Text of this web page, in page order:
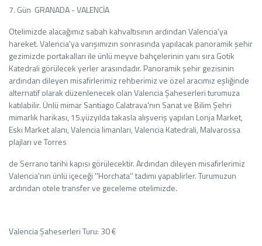
7. Gün GRANADA - VALENCİA
Otelimizde alacağımız sabah kahvaltısının ardından Valencia'ya
hareket. Valencia'ya varışımızın sonrasında yapılacak panoramik şehir
gezimizde portakalları ile ünlü meyve bahçelerinin yanı sıra Gotik
Katedrali görülecek yerler arasındadır. Panoramik şehir gezisinin
ardından dileyen misafirlerimiz rehberimiz ve özel aracımız eşliğinde
alternatif olarak düzenlenecek olan Valencia Şaheserleri turumuza
katılabilir. Ünlü mimar Santiago Calatrava'nın Sanat ve Bilim Şehri
mimarlık harikası, 15.yüzyılda takasla alışveriş yapılan Lonja Market,
Eski Market alanı, Valencia limanları, Valencia Katedrali, Malvarossa
plajları ve Torres
de Serrano tarihi kapısı görülecektir. Ardından dileyen misafirlerimiz
Valencia'nın ünlü içeceği ''Horchata'' tadımı yapablirler. Turumuzun
ardından otele transfer ve geceleme otelimizde.
Valencia Şaheserleri Turu: 30 €